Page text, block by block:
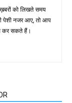
को लिखते समय
पेशी नजर आए, तो आप
कर सकते हैं।